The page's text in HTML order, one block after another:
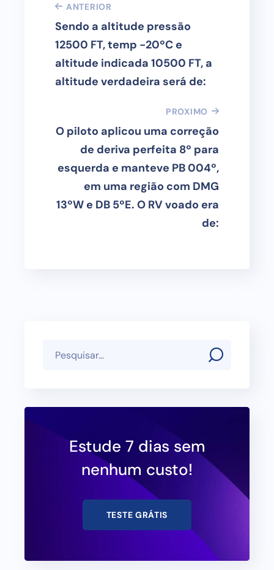
ANTERIOR
Sendo a altitude pressão
12500 FT, temp -20ºC e
altitude indicada 10500 FT, a
altitude verdadeira será de:
PROXIMO
O piloto aplicou uma correção
de deriva perfeita 8º para
esquerda e manteve PB 004º,
em uma região com DMG
13ºW e DB 5ºE. O RV voado era
de:
Estude 7 dias sem
nenhum custo!
TESTE GRÁTIS